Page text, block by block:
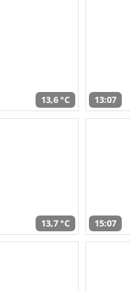
13,6 °C 13:07
13,7 °C 15:07